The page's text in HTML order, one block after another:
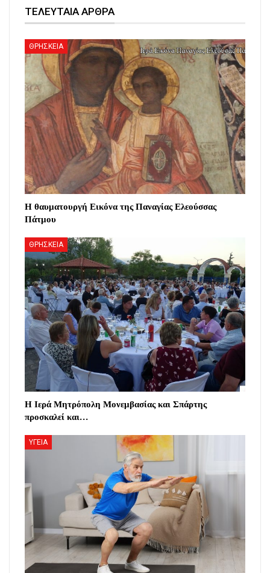
ΤΕΛΕΥΤΑΙΑ ΑΡΘΡΑ
ΘΡΗΣΚΕΙΑ
Η θαυματουργή Εικόνα της Παναγίας Ελεούσσας
Πάτμου
ΘΡΗΣΚΕΙΑ
Η Ιερά Μητρόπολη Μονεμβασίας και Σπάρτης
προσκαλεί και…
ΥΓΕΙΑ